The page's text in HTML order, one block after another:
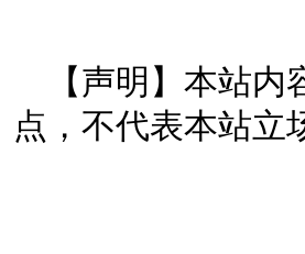
【声明】本站
点，不代表本站立